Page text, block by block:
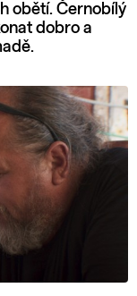
obětí. Černobílý
dobro a